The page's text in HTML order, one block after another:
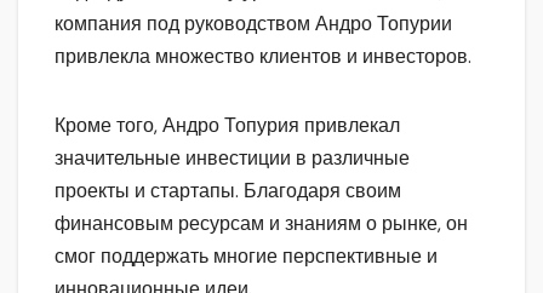
компания под руководством Андро Топурии
привлекла множество клиентов и инвесторов.
Кроме того, Андро Топурия привлекал
значительные инвестиции в различные
проекты и стартапы. Благодаря своим
финансовым ресурсам и знаниям о рынке, он
смог поддержать многие перспективные и